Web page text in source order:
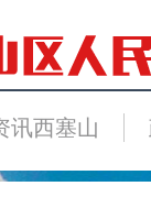
讯西塞山